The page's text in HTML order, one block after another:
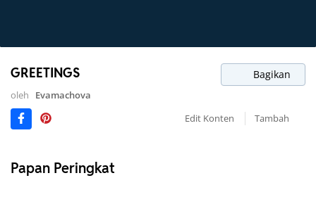
GREETINGS Bagikan
oleh
Evamachova
Edit Konten
Tambah
Papan Peringkat